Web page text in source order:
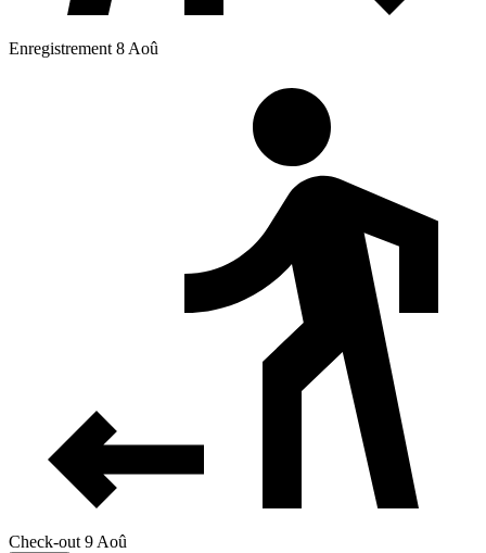
Enregistrement 8 Aoû
Check-out 9 Aoû